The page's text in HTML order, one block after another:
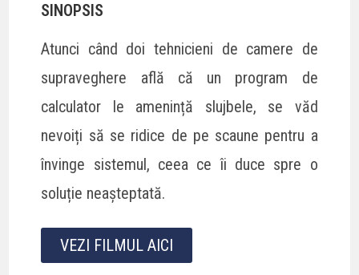
SINOPSIS
Atunci când doi tehnicieni de camere de
supraveghere află că un program de
calculator le amenință slujbele, se văd
nevoiți să se ridice de pe scaune pentru a
învinge sistemul, ceea ce îi duce spre o
soluție neașteptată.
VEZI FILMUL AICI